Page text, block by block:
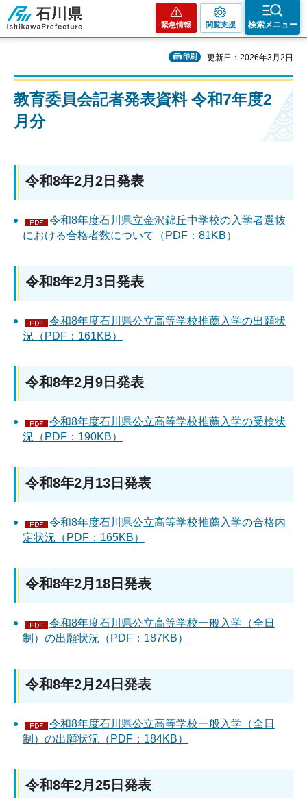
石川県
緊急情報 閲覧支援 検索メニュー
印刷 更新日：2026年3月2日
教育委員会記者発表資料 令和7年度2
月分
令和8年2月2日発表
令和8年度石川県立金沢錦丘中学校の入学者選抜
における合格者数について（PDF：81KB）
令和8年2月3日発表
令和8年度石川県公立高等学校推薦入学の出願状
況（PDF：161KB）
令和8年2月9日発表
令和8年度石川県公立高等学校推薦入学の受検状
況（PDF：190KB）
令和8年2月13日発表
令和8年度石川県公立高等学校推薦入学の合格内
定状況（PDF：165KB）
令和8年2月18日発表
令和8年度石川県公立高等学校一般入学（全日
制）の出願状況（PDF：187KB）
令和8年2月24日発表
令和8年度石川県公立高等学校一般入学（全日
制）の出願状況（PDF：184KB）
令和8年2月25日発表